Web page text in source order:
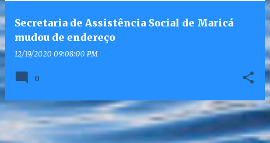
Secretaria de Assistência Social de Maricá
mudou de endereço
12/19/2020 09:08:00 PM
0